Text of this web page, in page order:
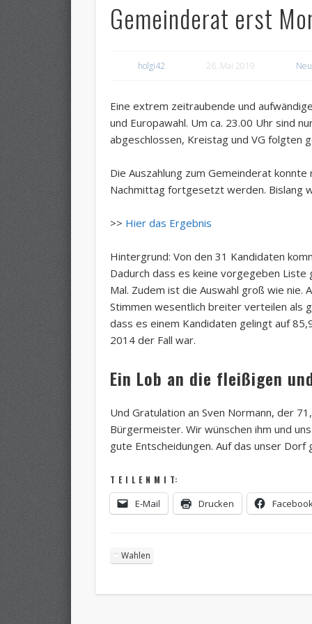
Gemeinderat erst
holgi42 26. Mai 2019
Eine extrem zeitraubende und
und Europawahl. Um ca. 23.00 Uhr sind
abgeschlossen, Kreistag und VG folgten
Die Auszahlung zum Gemeinderat
Nachmittag fortgesetzt werden. Bislang
>> Hier das Ergebnis
Hintergrund: Von den 31 Kandidaten
Dadurch dass es keine vorgegeben
Mal. Zudem ist die Auswahl groß wie nie.
Stimmen wesentlich breiter verteilen als
dass es einem Kandidaten gelingt auf
2014 der Fall war.
Ein Lob an die fleißigen
Und Gratulation an Sven Normann, der
Bürgermeister. Wir wünschen ihm und
gute Entscheidungen. Auf das unser Dorf
T E I L E N M I T:
E-Mail Drucken
Wahlen